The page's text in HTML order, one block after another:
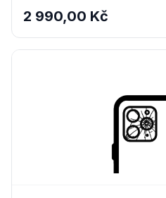
2 990,00 Kč